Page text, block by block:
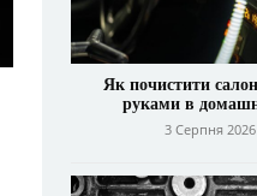
Як почистити
руками в
3 Серпня